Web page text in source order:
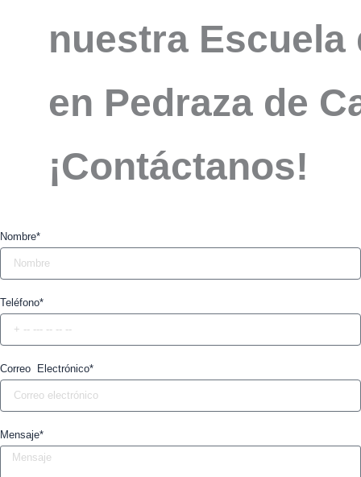
nuestra
en Pedraza de
¡Contáctanos!
Nombre*
Teléfono*
Correo Electrónico*
Mensaje*